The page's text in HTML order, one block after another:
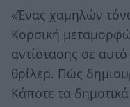
«Ένας χαμηλών
Κορσική
αντίστασης σε
θρίλερ. Πώς
Κάποτε τα